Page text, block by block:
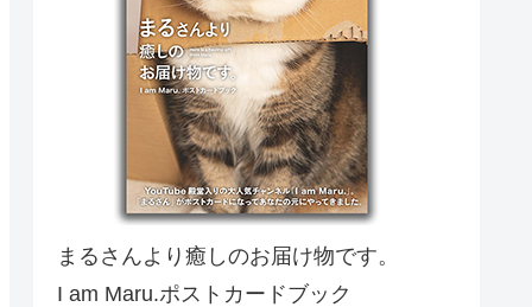
まるさんより癒しのお届け物です。
I am Maru.ポストカードブック